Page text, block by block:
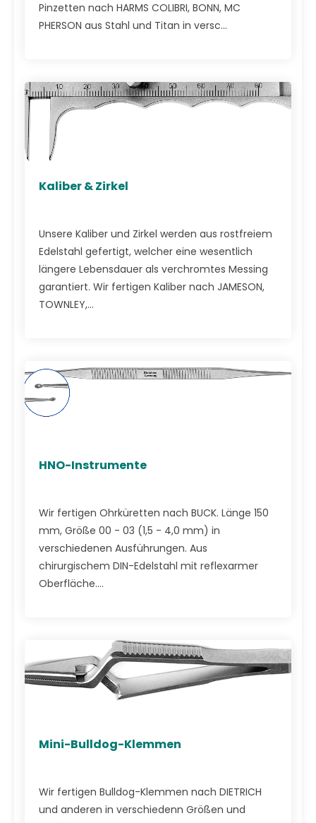
Pinzetten nach HARMS COLIBRI, BONN, MC
PHERSON aus Stahl und Titan in versc...
Kaliber & Zirkel
Unsere Kaliber und Zirkel werden aus rostfreiem
Edelstahl gefertigt, welcher eine wesentlich
längere Lebensdauer als verchromtes Messing
garantiert. Wir fertigen Kaliber nach JAMESON,
TOWNLEY,...
HNO-Instrumente
Wir fertigen Ohrküretten nach BUCK. Länge 150
mm, Größe 00 - 03 (1,5 - 4,0 mm) in
verschiedenen Ausführungen. Aus
chirurgischem DIN-Edelstahl mit reflexarmer
Oberfläche....
Mini-Bulldog-Klemmen
Wir fertigen Bulldog-Klemmen nach DIETRICH
und anderen in verschiedenn Größen und